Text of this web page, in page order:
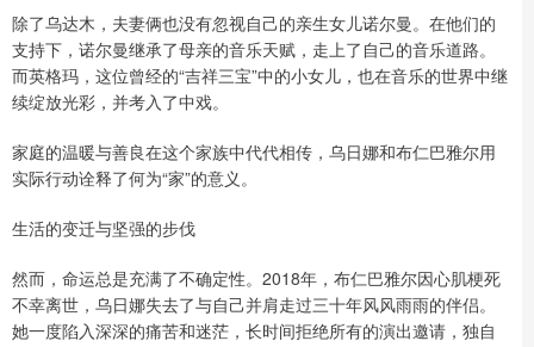
除了乌达木，夫妻俩也没有忽视自己的亲生女儿诺尔曼。在他们的
支持下，诺尔曼继承了母亲的音乐天赋，走上了自己的音乐道路。
而英格玛，这位曾经的“吉祥三宝”中的小女儿，也在音乐的世界中继
续绽放光彩，并考入了中戏。
家庭的温暖与善良在这个家族中代代相传，乌日娜和布仁巴雅尔用
实际行动诠释了何为“家”的意义。
生活的变迁与坚强的步伐
然而，命运总是充满了不确定性。2018年，布仁巴雅尔因心肌梗死
不幸离世，乌日娜失去了与自己并肩走过三十年风风雨雨的伴侣。
她一度陷入深深的痛苦和迷茫，长时间拒绝所有的演出邀请，独自